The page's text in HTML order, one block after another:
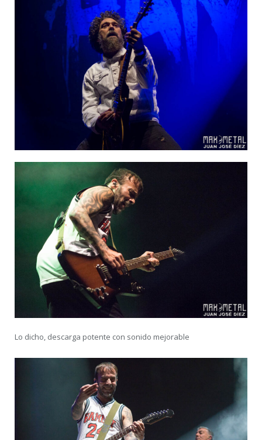
Lo dicho, descarga potente con sonido mejorable